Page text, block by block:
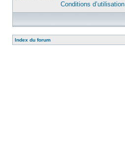
Conditions d’utilisation
Index du forum